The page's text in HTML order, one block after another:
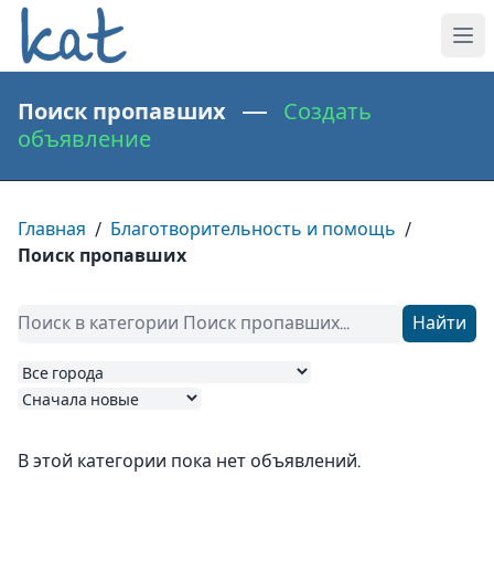
Поиск пропавших — Создать
объявление
Главная / Благотворительность и помощь /
Поиск пропавших
Найти
В этой категории пока нет объявлений.